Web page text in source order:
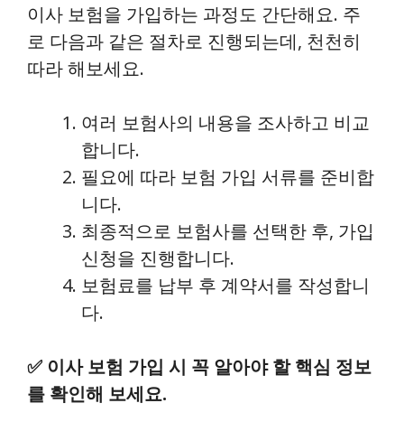
이사 보험을 가입하는 과정도 간단해요. 주
로 다음과 같은 절차로 진행되는데, 천천히
따라 해보세요.
여러 보험사의 내용을 조사하고 비교
합니다.
필요에 따라 보험 가입 서류를 준비합
니다.
최종적으로 보험사를 선택한 후, 가입
신청을 진행합니다.
보험료를 납부 후 계약서를 작성합니
다.
✅ 이사 보험 가입 시 꼭 알아야 할 핵심 정보
를 확인해 보세요.